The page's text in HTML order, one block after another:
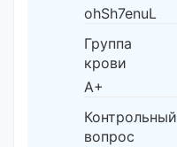
ohSh7enuL
Группа
крови
A+
Контрольный
вопрос